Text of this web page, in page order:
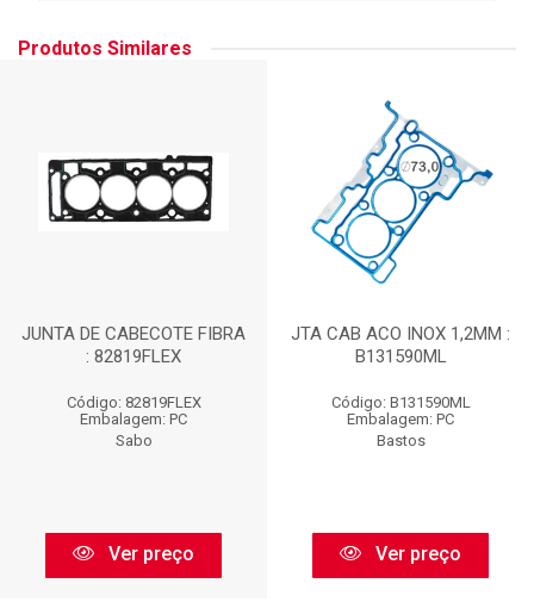
Produtos Similares
JUNTA DE CABECOTE FIBRA
: 82819FLEX
Código: 82819FLEX
Embalagem: PC
Sabo
Ver preço
JTA CAB ACO INOX 1,2MM :
B131590ML
Código: B131590ML
Embalagem: PC
Bastos
Ver preço